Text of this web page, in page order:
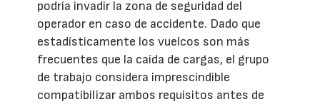
podría invadir la zona de seguridad del
operador en caso de accidente. Dado que
estadísticamente los vuelcos son más
frecuentes que la caída de cargas, el grupo
de trabajo considera imprescindible
compatibilizar ambos requisitos antes de